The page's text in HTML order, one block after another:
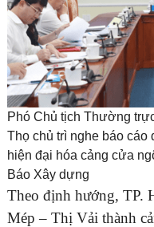
Phó Chủ tịch Thường
Thọ chủ trì nghe báo cáo
hiện đại hóa cảng cửa
Báo Xây dựng
Theo định hướng, TP.
Mép – Thị Vải thành